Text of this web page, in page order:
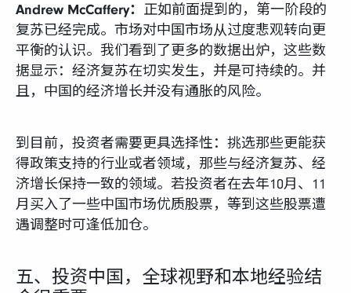
Andrew McCaffery： 正如前面提到的，第一阶段的
复苏已经完成。市场对中国市场从过度悲观转向更
平衡的认识。我们看到了更多的数据出炉，这些数
据显示：经济复苏在切实发生，并是可持续的。并
且，中国的经济增长并没有通胀的风险。
到目前，投资者需要更具选择性：挑选那些更能获
得政策支持的行业或者领域，那些与经济复苏、经
济增长保持一致的领域。若投资者在去年10月、11
月买入了一些中国市场优质股票，等到这些股票遭
遇调整时可逢低加仓。
五、投资中国，全球视野和本地经验结